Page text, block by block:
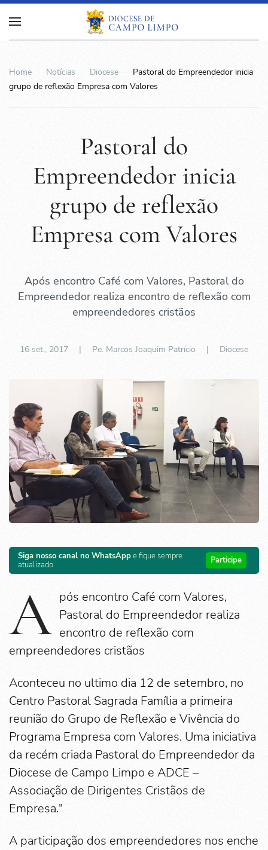
Home Notícias Diocese
Pastoral do Empreendedor inicia
grupo de reflexão Empresa com Valores
Pastoral do
Empreendedor inicia
grupo de reflexão
Empresa com Valores
Após encontro Café com Valores, Pastoral do
Empreendedor realiza encontro de reflexão com
empreendedores cristãos
16 set., 2017 | Pe. Marcos Joaquim Patrício | Diocese
Siga nosso canal no WhatsAppe fique sempre
atualizado
Participe
A pós encontro Café com Valores,
Pastoral do Empreendedor realiza
encontro de reflexão com
empreendedores cristãos
Aconteceu no ultimo dia 12 de setembro, no
Centro Pastoral Sagrada Família a primeira
reunião do Grupo de Reflexão e Vivência do
Programa Empresa com Valores. Uma iniciativa
da recém criada Pastoral do Empreendedor da
Diocese de Campo Limpo e ADCE –
Associação de Dirigentes Cristãos de
Empresa."
A participação dos empreendedores nos enche